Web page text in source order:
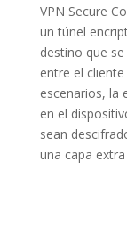
VPN Secure
un túnel
destino que
entre el
escenarios, la
en el
sean
una capa